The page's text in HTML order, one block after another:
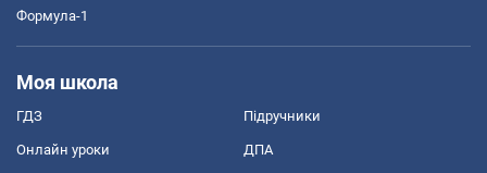
Формула-1
Моя школа
ГДЗ Підручники
Онлайн уроки ДПА